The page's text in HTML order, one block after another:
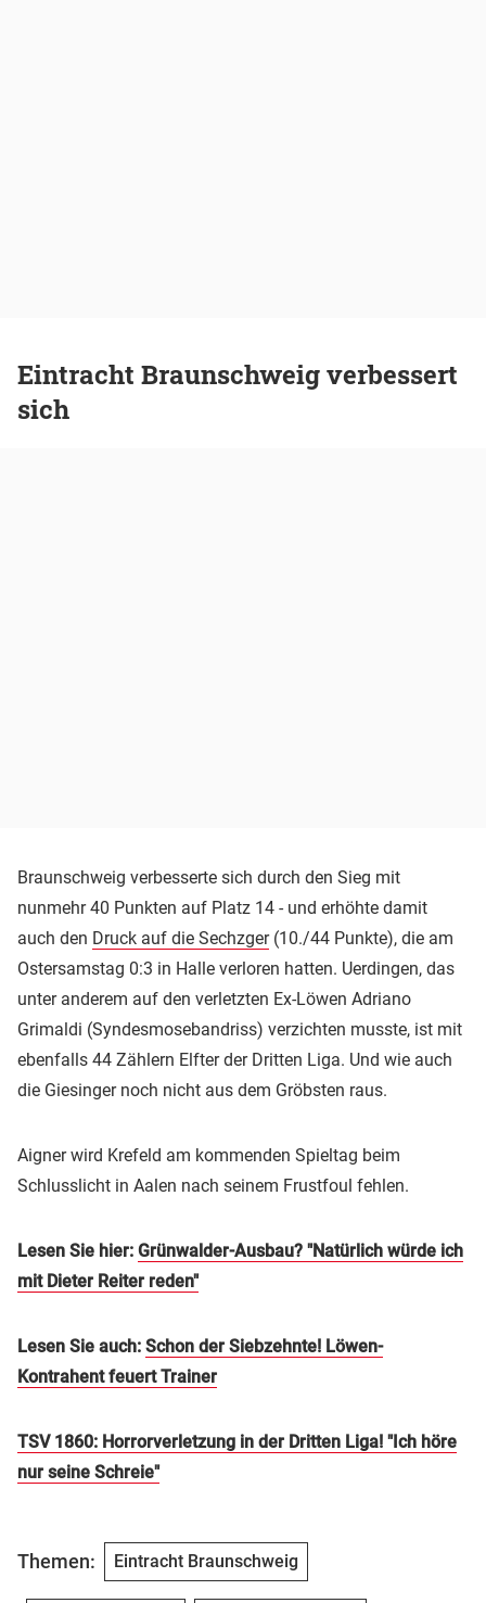
Eintracht Braunschweig verbessert
sich
Braunschweig verbesserte sich durch den Sieg mit
nunmehr 40 Punkten auf Platz 14 - und erhöhte damit
auch den Druck auf die Sechzger(10./44 Punkte), die am
Ostersamstag 0:3 in Halle verloren hatten. Uerdingen, das
unter anderem auf den verletzten Ex-Löwen Adriano
Grimaldi (Syndesmosebandriss) verzichten musste, ist mit
ebenfalls 44 Zählern Elfter der Dritten Liga. Und wie auch
die Giesinger noch nicht aus dem Gröbsten raus.
Aigner wird Krefeld am kommenden Spieltag beim
Schlusslicht in Aalen nach seinem Frustfoul fehlen.
Lesen Sie hier: Grünwalder-Ausbau? "Natürlich würde ich
mit Dieter Reiter reden"
Lesen Sie auch: Schon der Siebzehnte! Löwen-
Kontrahent feuert Trainer
TSV 1860: Horrorverletzung in der Dritten Liga! "Ich höre
nur seine Schreie"
Themen: Eintracht Braunschweig